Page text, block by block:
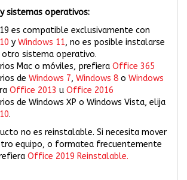
sistemas operativos:
es compatible exclusivamente con
y Windows 11, no es posible instalarse
otro sistema operativo.
Mac o móviles, prefiera Office 365
de Windows 7, Windows 8 o Windows
Office 2013 u Office 2016
de Windows XP o Windows Vista, elija
.
no es reinstalable. Si necesita mover
equipo, o formatea frecuentemente
Office 2019 Reinstalable.